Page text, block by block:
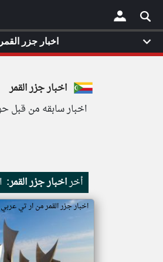
×
اخبار جزر القمر
اخبار سابقه من قبل حوالي
أخراخبار جزر القمر:
اخبار جزر القمر من ار تي عربي
اخبار جزر القمر